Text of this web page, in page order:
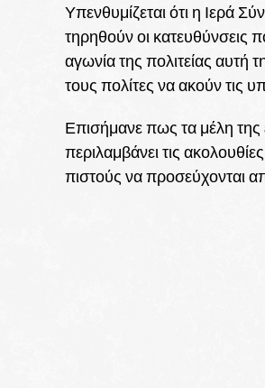
Υπενθυμίζεται ότι η Ιερά
τηρηθούν οι κατευθύνσεις
αγωνία της πολιτείας αυτή
τους πολίτες να ακούν τις
Επισήμανε πως τα μέλη της
περιλαμβάνει τις
πιστούς να προσεύχονται